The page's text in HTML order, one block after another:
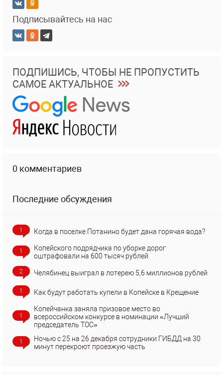
Подписывайтесь на нас
ПОДПИШИСЬ, ЧТОБЫ НЕ ПРОПУСТИТЬ
САМОЕ АКТУАЛЬНОЕ
0 комментариев
Последние обсуждения
1 Когда в поселке Потанино будет дана горячая вода?
1
Копейского подрядчика по уборке дорог
оштрафовали на 600 тысяч рублей
2 Челябинец выиграл в лотерею 5,6 миллионов рублей
1 Как будут работать купели в Копейске в Крещение
1
Копейчанка заняла призовое место во
всероссийском конкурсе в номинации «Лучший
председатель ТОС»
1
Ночью с 25 на 26 декабря сотрудники ГИБДД на 30
минут перекроют проезжую часть